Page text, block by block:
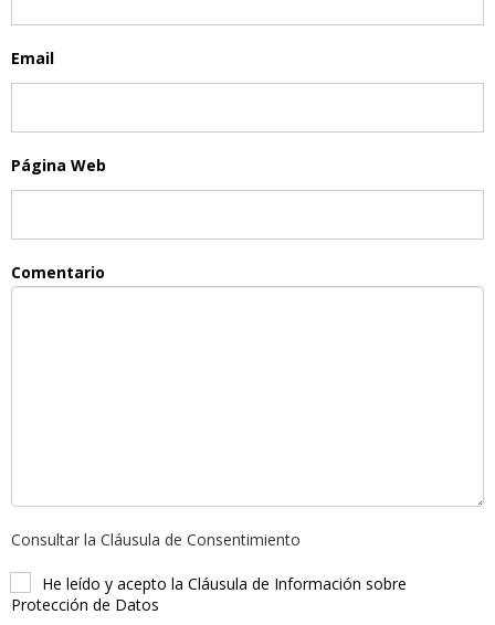
Email
Página Web
Comentario
Consultar la Cláusula de Consentimiento
He leído y acepto la Cláusula de Información sobre
Protección de Datos